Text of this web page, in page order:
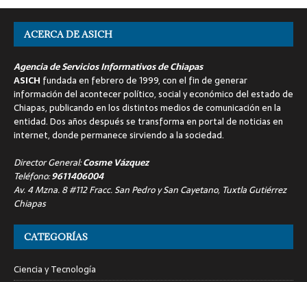
ACERCA DE ASICH
Agencia de Servicios Informativos de Chiapas
ASICH fundada en febrero de 1999, con el fin de generar
información del acontecer político, social y económico del estado de
Chiapas, publicando en los distintos medios de comunicación en la
entidad. Dos años después se transforma en portal de noticias en
internet, donde permanece sirviendo a la sociedad.
Director General:Cosme Vázquez
Teléfono:9611406004
Av. 4 Mzna. 8 #112 Fracc. San Pedro y San Cayetano, Tuxtla Gutiérrez
Chiapas
CATEGORÍAS
Ciencia y Tecnología